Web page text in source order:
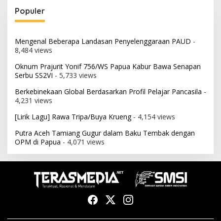
Populer
Mengenal Beberapa Landasan Penyelenggaraan PAUD -
8,484 views
Oknum Prajurit Yonif 756/WS Papua Kabur Bawa Senapan
Serbu SS2VI - 5,733 views
Berkebinekaan Global Berdasarkan Profil Pelajar Pancasila -
4,231 views
[Lirik Lagu] Rawa Tripa/Buya Krueng- 4,154 views
Putra Aceh Tamiang Gugur dalam Baku Tembak dengan
OPM di Papua - 4,071 views